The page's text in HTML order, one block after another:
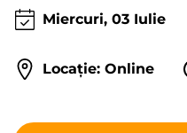
Miercuri, 03 Iulie
Locație: Online